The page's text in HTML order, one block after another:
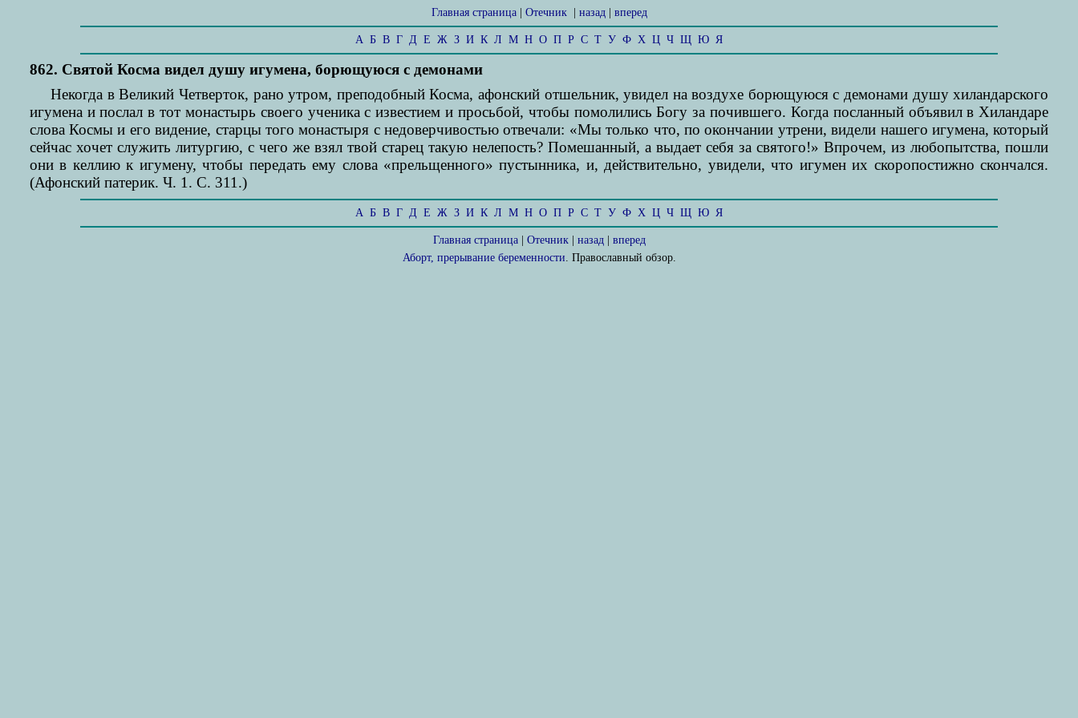
Главная страница| Отечник| назад| вперед
А Б В Г Д Е Ж З И К Л М Н О П Р С Т У Ф Х Ц Ч Щ Ю Я
862. Святой Косма видел душу игумена, борющуюся с демонами
Некогда в Великий Четверток, рано утром, преподобный Косма, афонский отшельник, увидел на воздухе борющуюся с демонами душу хиландарского
игумена и послал в тот монастырь своего ученика с известием и просьбой, чтобы помолились Богу за почившего. Когда посланный объявил в Хиландаре
слова Космы и его видение, старцы того монастыря с недоверчивостью отвечали: «Мы только что, по окончании утрени, видели нашего игумена, который
сейчас хочет служить литургию, с чего же взял твой старец такую нелепость? Помешанный, а выдает себя за святого!» Впрочем, из любопытства, пошли
они в келлию к игумену, чтобы передать ему слова «прельщенного» пустынника, и, действительно, увидели, что игумен их скоропостижно скончался.
(Афонский патерик. Ч. 1. С. 311.)
А Б В Г Д Е Ж З И К Л М Н О П Р С Т У Ф Х Ц Ч Щ Ю Я
Главная страница| Отечник| назад| вперед
Аборт, прерывание беременности . Православный обзор.